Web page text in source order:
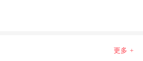
更多 +